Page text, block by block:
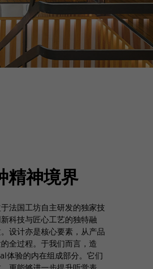
精神境界
法国工坊自主研发的独家技
科技与匠心工艺的独特融
设计亦是核心要素，从产品
全过程。于我们而言，造
体验的内在组成部分。它们